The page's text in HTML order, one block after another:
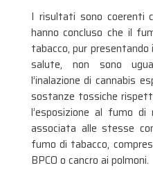
I risultati sono coerenti
hanno concluso che il
tabacco, pur
salute, non sono
l’inalazione di cannabis
sostanze tossiche
l’esposizione al fumo
associata alle stesse
fumo di tabacco,
BPCO o cancro ai polmoni.